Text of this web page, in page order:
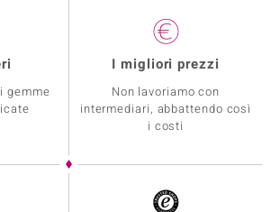
gemme
I migliori prezzi
Non lavoriamo con
intermediari, abbattendo così
i costi